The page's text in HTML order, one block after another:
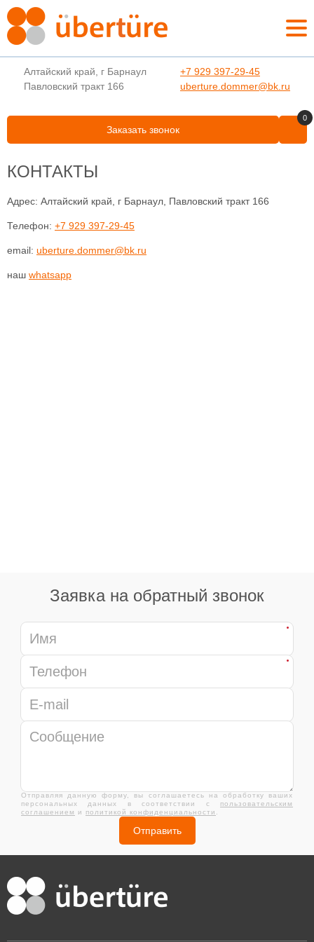
Алтайский край, г Барнаул
Павловский тракт 166
+7 929 397-29-45
uberture.dommer@bk.ru
Заказать звонок
0
КОНТАКТЫ
Адрес: Алтайский край, г Барнаул, Павловский тракт 166
Телефон: +7 929 397-29-45
email: uberture.dommer@bk.ru
наш whatsapp
Заявка на обратный звонок
Отправляя данную форму, вы соглашаетесь на обработку ваших
персональных данных в соответствии с пользовательским
соглашением
и политикой конфиденциальности
Отправить